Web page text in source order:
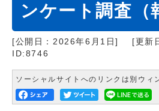
ンケート調査（
[公開日： 2026年6月1日] [更新
ID:8746
ソーシャルサイトへのリンクは別ウィ